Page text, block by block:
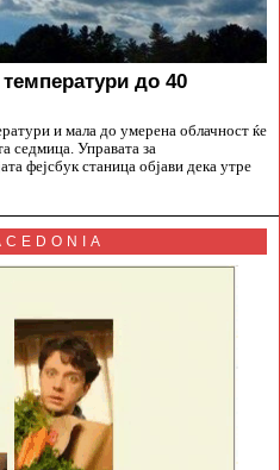
до 40
и мала до умерена облачност ќе
седмица. Управата за
фејсбук станица објави дека утре